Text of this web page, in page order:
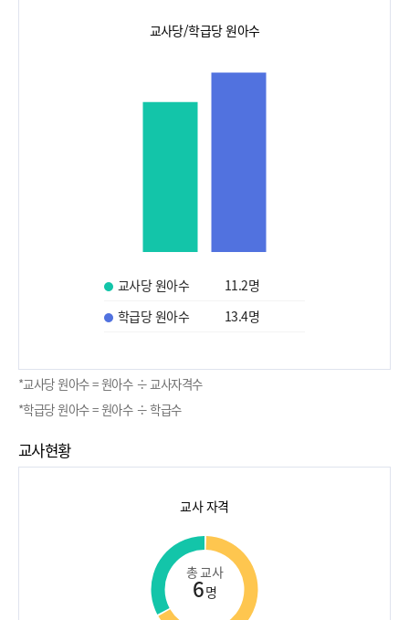
교사당/학급당 원아수
교사당 원아수 11.2명
학급당 원아수
13.4명
*교사당 원아수 = 원아수 ÷ 교사자격수
*학급당 원아수 = 원아수 ÷ 학급수
교사현황
교사 자격
총 교사
6명